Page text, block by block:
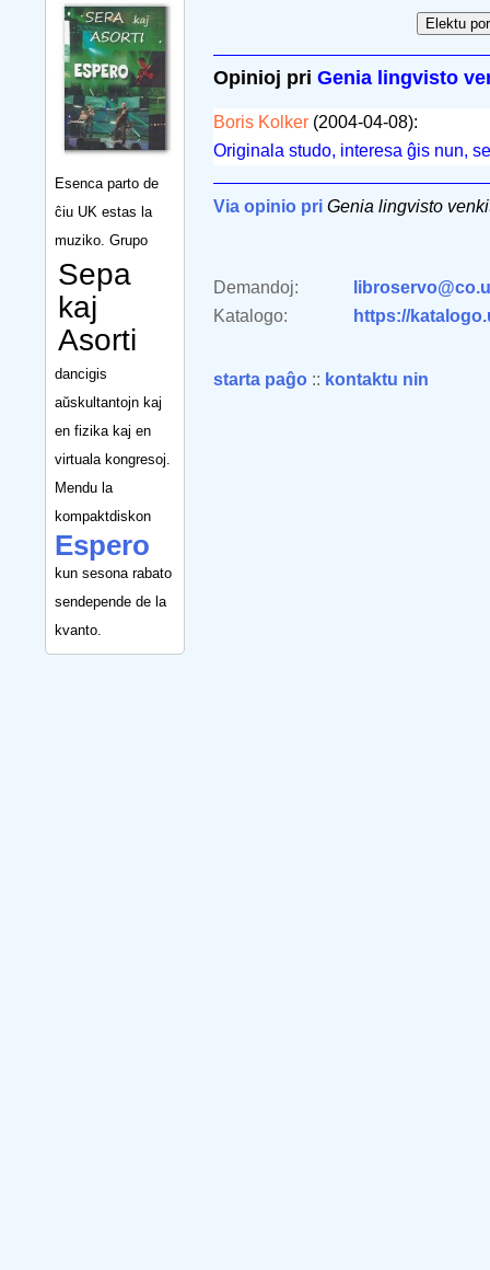
Esenca parto de
ĉiu UK estas la
muziko. Grupo
Sepa
kaj
Asorti
dancigis
aŭskultantojn kaj
en fizika kaj en
virtuala kongresoj.
Mendu la
kompaktdiskon
Espero
kun sesona rabato
sendepende de la
kvanto.
Opinioj pri Genia lingvisto
Boris Kolker (2004-04-08):
Originala studo, interesa ĝis nun,
Via opinio pri Genia lingvisto
Demandoj:
Katalogo:
https://
starta paĝo :: kontaktu nin